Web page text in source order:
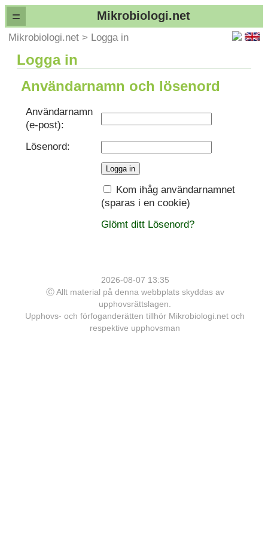
= Mikrobiologi.net
Mikrobiologi.net > Logga in
Logga in
Användarnamn och lösenord
Användarnamn
(e-post):
Lösenord:
Kom ihåg användarnamnet
(sparas i en cookie)
Glömt ditt Lösenord?
2026-08-07 13:35
Ⓒ Allt material på denna webbplats skyddas av
upphovsrättslagen.
Upphovs- och förfoganderätten tillhör Mikrobiologi.net och
respektive upphovsman